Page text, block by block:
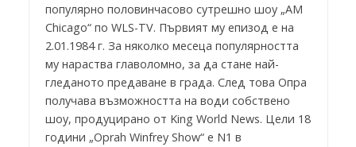
популярно половинчасово сутрешно шоу „АМ
Chicago“ по WLS-TV. Първият му епизод е на
2.01.1984 г. За няколко месеца популярността
му нараства главоломно, за да стане най-
гледаното предаване в града. След това Опра
получава възможността на води собствено
шоу, продуцирано от King World News. Цели 18
години „Oprah Winfrey Show“ е N1 в